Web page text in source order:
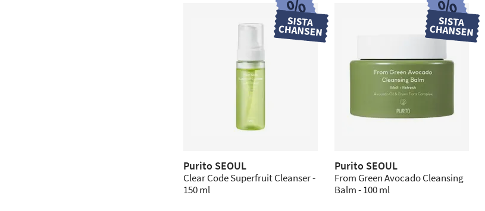
Purito SEOUL
Clear Code Superfruit Cleanser -
150 ml
Purito SEOUL
From Green Avocado Cleansing
Balm - 100 ml